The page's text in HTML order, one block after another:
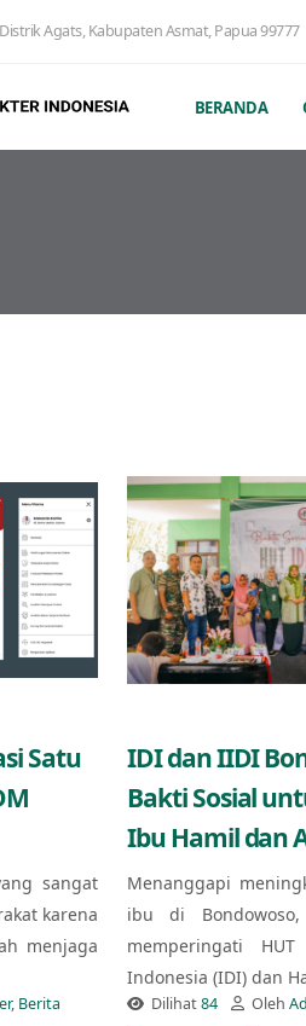
Agats, Kabupaten Asmat, Papua 99777
BERANDA
Satu
sangat
karena
menjaga
, Berita
IDI dan IIDI
Bakti Sosial
Ibu Hamil dan
Menanggapi
ibu di
memperingati
Indonesia (IDI) dan
Dilihat84 Oleh